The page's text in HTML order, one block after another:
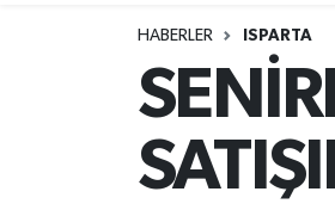
HABERLER ISPARTA
Isparta Namaz Vakitleri
Isparta Trafik Yoğunluk
Süper Lig Puan Durumu ve